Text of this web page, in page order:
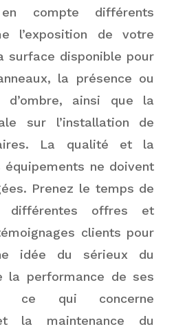
compte différents
l’exposition de votre
surface disponible pour
la présence ou
d’ombre, ainsi que la
sur l’installation de
La qualité et la
ne doivent
Prenez le temps de
différentes offres et
clients pour
idée du sérieux du
la performance de ses
ce qui concerne
la maintenance du